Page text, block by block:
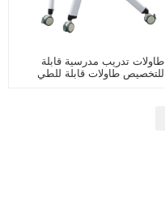
طاولات تدريب مدرسية قابلة
للتخصيص طاولات قابلة للطي